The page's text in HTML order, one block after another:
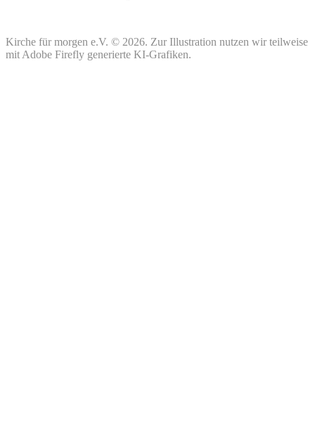
Kirche für morgen e.V. © 2026. Zur Illustration nutzen wir teilweise
mit Adobe Firefly generierte KI-Grafiken.